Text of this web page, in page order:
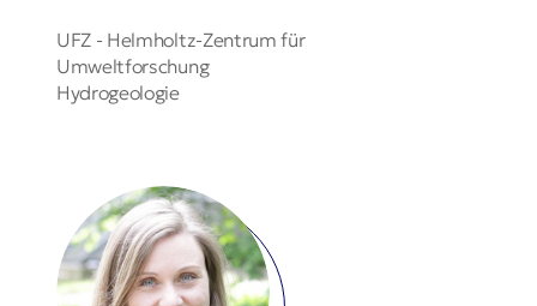
UFZ - Helmholtz-Zentrum für
Umweltforschung
Hydrogeologie